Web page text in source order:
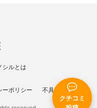
クチコミ
シルとは
ーポリシー 不具合報告